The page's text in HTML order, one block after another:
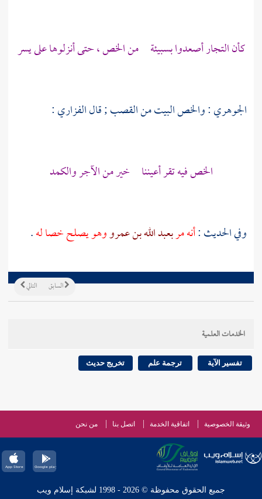
كأن التجار أصعدوا بسبيئة من الخص ، حتى أنزلوها على يسر
الجوهري: والخص البيت من القصب ; قالالفزاري:
الخص فيه تقر أعيننا خير من الآجر والكمد
وفي الحديث :أنه مربعبد الله بن عمرووهو يصلح خصا له.
التالي السابق
الخدمات العلمية
تفسير الآية ترجمة علم تخريج حديث
وثيقة الخصوصية اتفاقية الخدمة اتصل بنا من نحن
جميع الحقوق محفوظة © 2026 - 1998 لشبكة إسلام ويب